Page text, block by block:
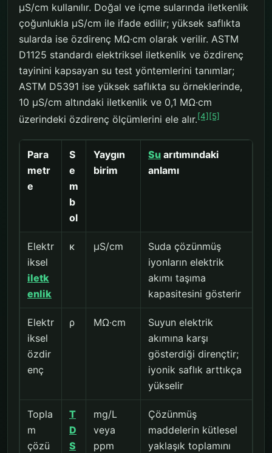
µS/cm kullanılır. Doğal ve içme sularında iletkenlik
çoğunlukla µS/cm ile ifade edilir; yüksek saflıkta
sularda ise özdirenç MΩ·cm olarak verilir. ASTM
D1125 standardı elektriksel iletkenlik ve özdirenç
tayinini kapsayan su test yöntemlerini tanımlar;
ASTM D5391 ise yüksek saflıkta su örneklerinde,
10 µS/cm altındaki iletkenlik ve 0,1 MΩ·cm
üzerindeki özdirenç ölçümlerini ele alır.[4] [5]
Para
metr
e
S
e
m
b
ol
Yaygın
birim
Su arıtımındaki
anlamı
Elektr
iksel
iletk
enlik
κ µS/cm
Suda çözünmüş
iyonların elektrik
akımı taşıma
kapasitesini gösterir
Elektr
iksel
özdir
enç
ρ MΩ·cm
Suyun elektrik
akımına karşı
gösterdiği dirençtir;
iyonik saflık arttıkça
yükselir
Topla
m
çözü
T
D
S
mg/L
veya
ppm
Çözünmüş
maddelerin kütlesel
yaklaşık toplamını